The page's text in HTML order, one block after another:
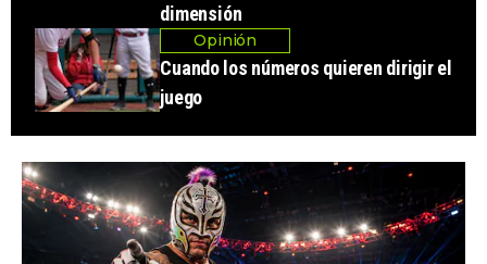
dimensión
Opinión
Cuando los números quieren dirigir el
juego